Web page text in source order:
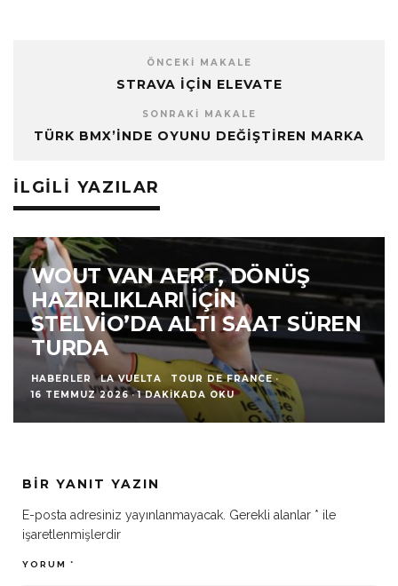
ÖNCEKI MAKALE
STRAVA IÇIN ELEVATE
SONRAKI MAKALE
TÜRK BMX’İNDE OYUNU DEĞİŞTİREN MARKA
İLGILI YAZILAR
WOUT VAN AERT, DÖNÜŞ
HAZIRLIKLARI İÇIN
STELVIO’DA ALTI SAAT SÜREN
TURDA
HABERLER LA VUELTA TOUR DE FRANCE ·
16 TEMMUZ 2026 · 1 DAKIKADA OKU
BIR YANIT YAZIN
E-posta adresiniz yayınlanmayacak. Gerekli alanlar * ile
işaretlenmişlerdir
YORUM *